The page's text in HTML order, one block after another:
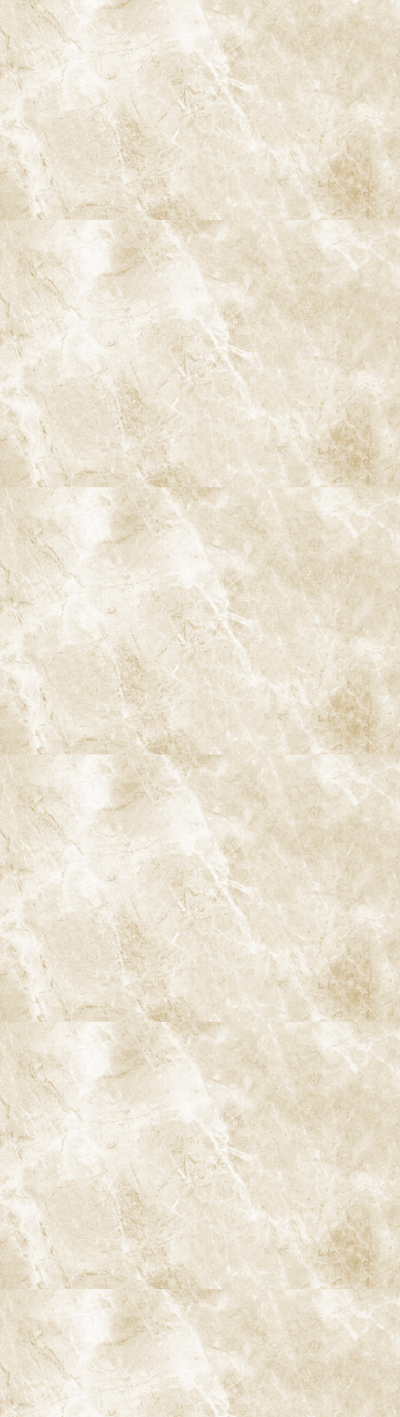
診療時間 火 水 木 金 土
日
9:00-13:00
● ▲ ● ● ● ●
★
14:00-18:00
● ▲ ● ● ● ● ★
★…ご予約状況により診療を行わせて頂きます。
※休診日：火曜（9月より月2回）・日曜・祝日
▲…2025年9月より第2火曜日、第4火曜日は診療日となりま
す。
阿佐ヶ谷ことぶき歯科・矯正歯科
〒166-0004 東京都杉並区阿佐谷南3-37-14 第二北原ビル3階
阿佐ヶ谷の歯医者「阿佐ヶ谷ことぶき歯科・矯正歯科」 は、JR中